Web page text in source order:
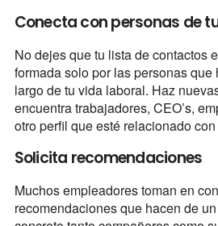
Conecta con personas de
No dejes que tu lista de contactos
formada solo por las personas
largo de tu vida laboral. Haz
encuentra trabajadores, CEO’s,
otro perfil que esté relacionado con
Solicita recomendaciones
Muchos empleadores toman en
recomendaciones que hacen de